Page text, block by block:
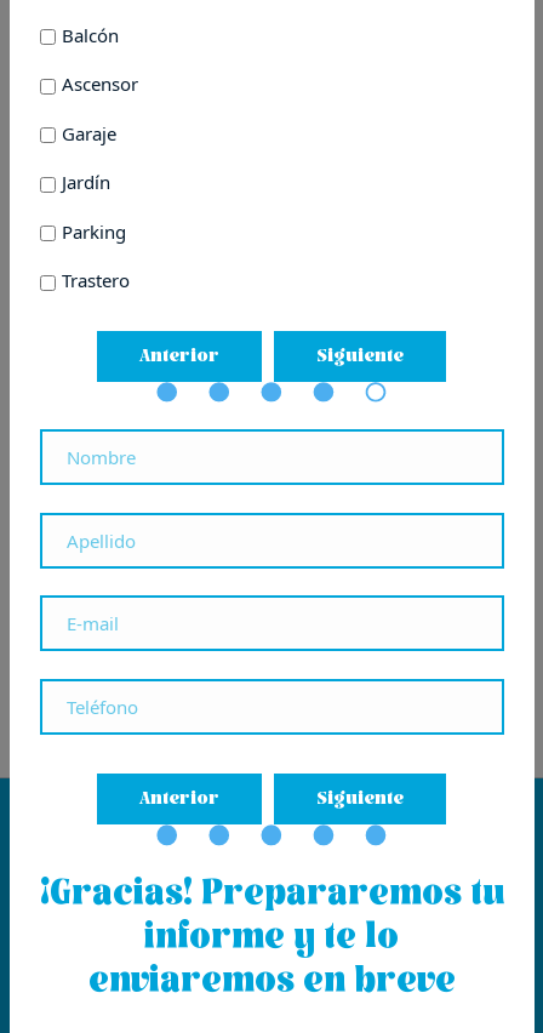
Locales y pisos en el Centro
Anterior
Areizaga lanza la comercialización de
la promoción de obra nueva Atotxa
Balcón
Ascensor
Garaje
Jardín
Parking
Trastero
Anterior Siguiente
Anterior Siguiente
¡Gracias! Prepararemos tu
informe y te lo
enviaremos en breve